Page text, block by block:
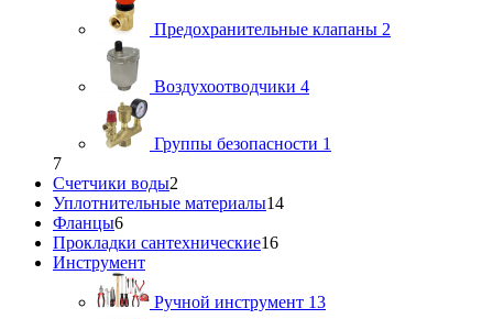
Предохранительные клапаны 2
Воздухоотводчики 4
Группы безопасности 1
7
Счетчики воды2
Уплотнительные материалы14
Фланцы6
Прокладки сантехнические16
Инструмент
Ручной инструмент 13